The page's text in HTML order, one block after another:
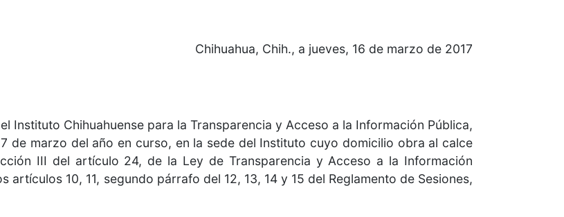
Chihuahua, Chih., a jueves, 16 de marzo de 2017
Instituto Chihuahuense para la Transparencia y Acceso a la Información Pública,
de marzo del año en curso, en la sede del Instituto cuyo domicilio obra al calce
III del artículo 24, de la Ley de Transparencia y Acceso a la Información
artículos 10, 11, segundo párrafo del 12, 13, 14 y 15 del Reglamento de Sesiones,